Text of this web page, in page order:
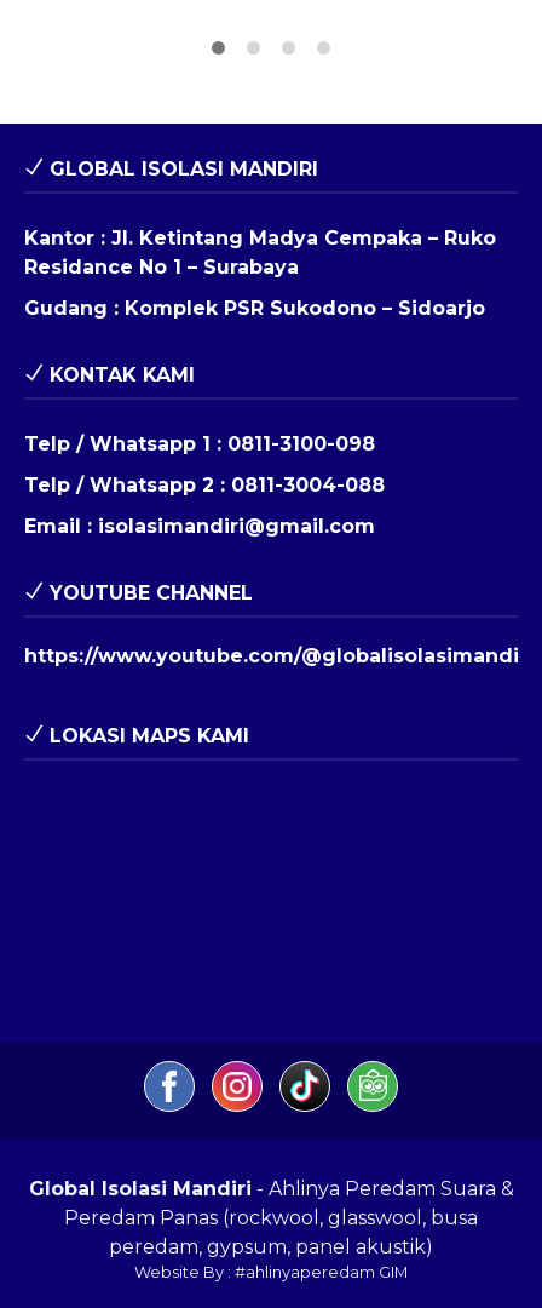
GLOBAL ISOLASI MANDIRI
Kantor : Jl. Ketintang Madya Cempaka – Ruko
Residance No 1 – Surabaya
Gudang : Komplek PSR Sukodono – Sidoarjo
KONTAK KAMI
Telp / Whatsapp 1 : 0811-3100-098
Telp / Whatsapp 2 : 0811-3004-088
Email : isolasimandiri@gmail.com
YOUTUBE CHANNEL
https://www.youtube.com/@globalisolasimandiri
LOKASI MAPS KAMI
Global Isolasi Mandiri - Ahlinya Peredam Suara &
Peredam Panas (rockwool, glasswool, busa
peredam, gypsum, panel akustik)
Website By : #ahlinyaperedam GIM